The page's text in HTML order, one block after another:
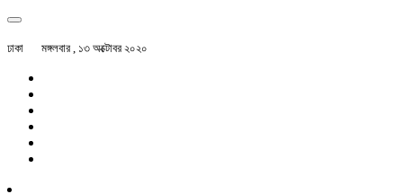
ঢাকা মঙ্গলবার , ১৩ অক্টোবর ২০২০